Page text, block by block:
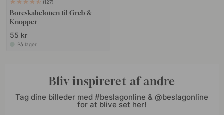
127
Boreskabelonen til Greb &
Knopper
55 kr
På lager
Bliv inspireret af andre
Tag dine billeder med #beslagonline & @beslagonline
for at blive set her!